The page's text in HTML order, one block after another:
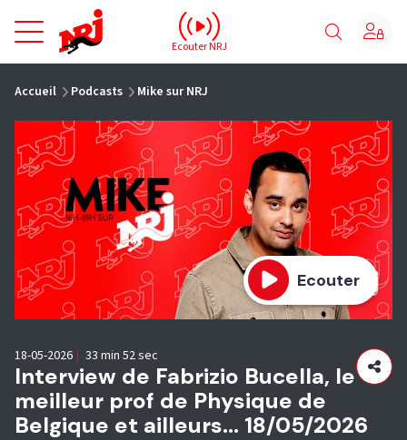
NRJ - Accueil
Ecouter NRJ
Accueil Podcasts Mike sur NRJ
Ecouter
Interview de Fabrizio Bucella, le
meilleur prof de Physique de
Belgique et ailleurs... 18/05/2026
18-05-2026 | 33 min 52 sec